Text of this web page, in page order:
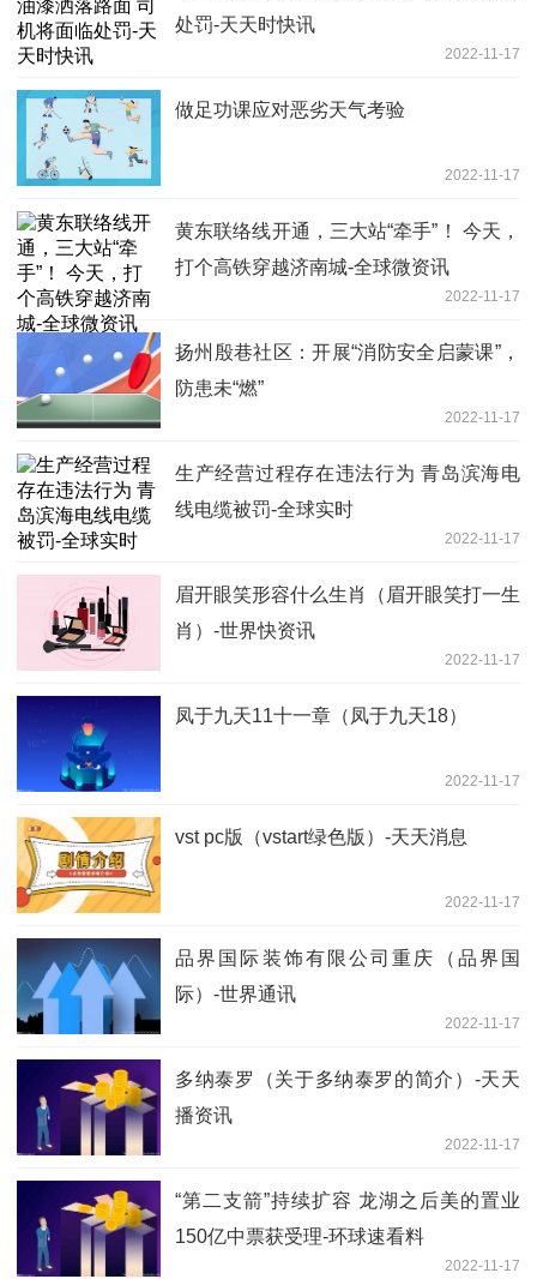
处罚-天天时快讯
2022-11-17
做足功课应对恶劣天气考验
2022-11-17
黄东联络线开通，三大站“牵手”！ 今天，
打个高铁穿越济南城-全球微资讯
2022-11-17
扬州殷巷社区：开展“消防安全启蒙课”，
防患未“燃”
2022-11-17
生产经营过程存在违法行为 青岛滨海电
线电缆被罚-全球实时
2022-11-17
眉开眼笑形容什么生肖（眉开眼笑打一生
肖）-世界快资讯
2022-11-17
凤于九天11十一章（凤于九天18）
2022-11-17
vst pc版（vstart绿色版）-天天消息
2022-11-17
品界国际装饰有限公司重庆（品界国
际）-世界通讯
2022-11-17
多纳泰罗（关于多纳泰罗的简介）-天天
播资讯
2022-11-17
“第二支箭”持续扩容 龙湖之后美的置业
150亿中票获受理-环球速看料
2022-11-17